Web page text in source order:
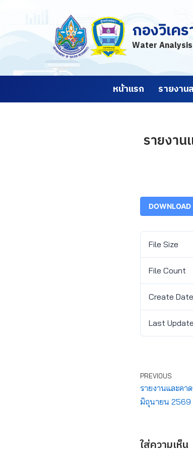
กองวิเค
Water
หน้าแรก รายงา
รายงา
DOWNLOAD
File Size
File Count
Create Date
Last
PREVIOUS
รายงานและค
มิถุนายน 2569
ใส่ความเห็น